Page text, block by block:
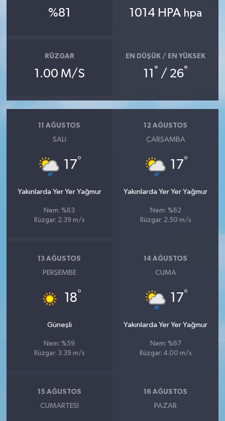
%81 1014 HPA hpa
RÜZGAR
1.00 M/S
EN DÜŞÜK / EN YÜKSEK
11 ° / 26°
11 AĞUSTOS
SALI
17°
Yakınlarda Yer Yer Yağmur
Nem: %63
Rüzgar: 2.39 m/s
12 AĞUSTOS
ÇARŞAMBA
17°
Yakınlarda Yer Yer Yağmur
Nem: %62
Rüzgar: 2.50 m/s
13 AĞUSTOS
PERŞEMBE
18°
Güneşli
Nem: %59
Rüzgar: 3.39 m/s
14 AĞUSTOS
CUMA
17°
Yakınlarda Yer Yer Yağmur
Nem: %67
Rüzgar: 4.00 m/s
15 AĞUSTOS
CUMARTESI
16 AĞUSTOS
PAZAR